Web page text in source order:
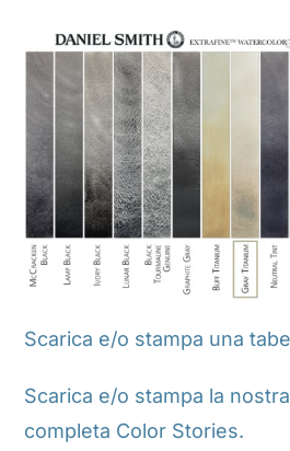
Scarica e/o stampa una
Scarica e/o stampa la
completa Color Stories.